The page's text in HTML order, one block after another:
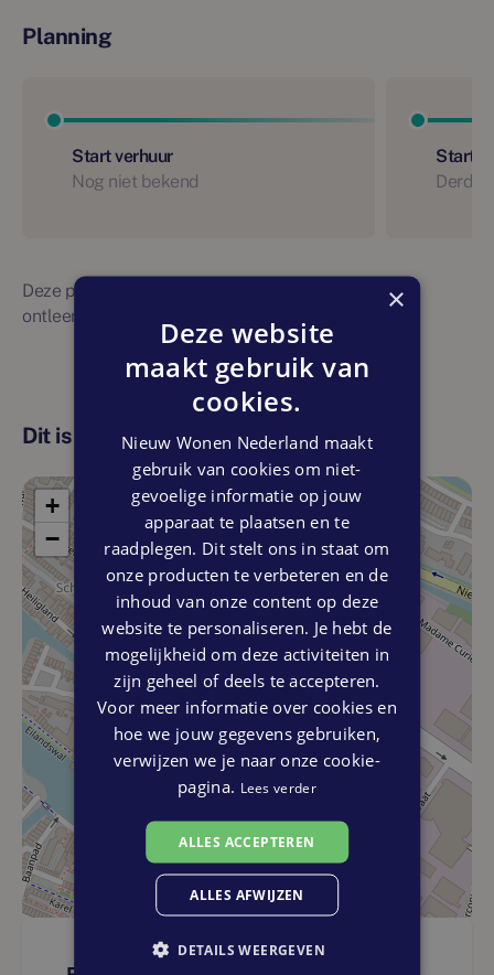
Planning
Start verhuur
Nog niet bekend
Start
Derde
Deze planning is indicatief. Er kunnen geen rechten
ontleend worden aan bovenstaande planning
Dit is de locatie
+
−
×
Deze website
maakt gebruik van
cookies.
Nieuw Wonen Nederland maakt
gebruik van cookies om niet-
gevoelige informatie op jouw
apparaat te plaatsen en te
raadplegen. Dit stelt ons in staat om
onze producten te verbeteren en de
inhoud van onze content op deze
website te personaliseren. Je hebt de
mogelijkheid om deze activiteiten in
zijn geheel of deels te accepteren.
Voor meer informatie over cookies en
hoe we jouw gegevens gebruiken,
verwijzen we je naar onze cookie-
pagina. Lees verder
ALLES ACCEPTEREN
ALLES AFWIJZEN
DETAILS WEERGEVEN